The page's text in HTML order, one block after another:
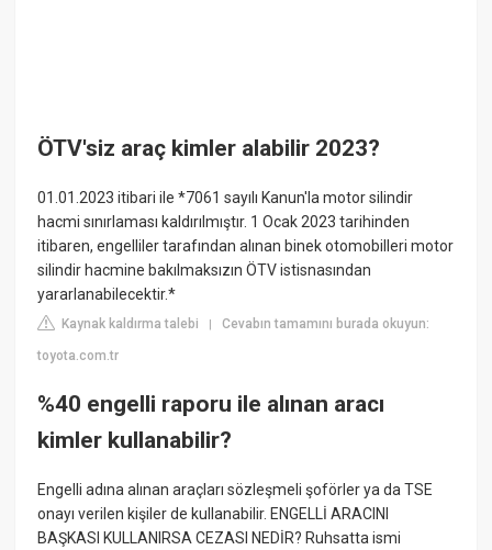
ÖTV'siz araç kimler alabilir 2023?
01.01.2023 itibari ile *7061 sayılı Kanun'la motor silindir
hacmi sınırlaması kaldırılmıştır. 1 Ocak 2023 tarihinden
itibaren, engelliler tarafından alınan binek otomobilleri motor
silindir hacmine bakılmaksızın ÖTV istisnasından
yararlanabilecektir.*
Kaynak kaldırma talebi |Cevabın tamamını burada okuyun:
toyota.com.tr
%40 engelli raporu ile alınan aracı
kimler kullanabilir?
Engelli adına alınan araçları sözleşmeli şoförler ya da TSE
onayı verilen kişiler de kullanabilir. ENGELLİ ARACINI
BAŞKASI KULLANIRSA CEZASI NEDİR? Ruhsatta ismi